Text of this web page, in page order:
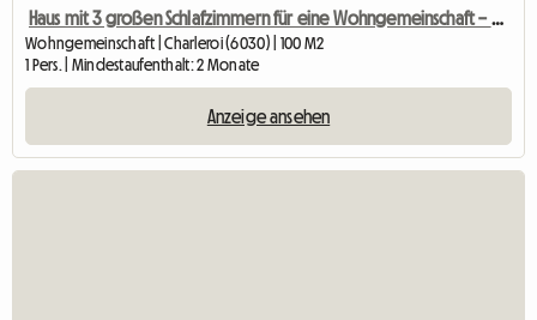
Haus mit 3 großen Schlafzimmern für eine Wohngemeinschaft – Marchienne-au-Pont
Wohngemeinschaft | Charleroi (6030) | 100 M2
1 Pers. | Mindestaufenthalt: 2 Monate
Anzeige ansehen